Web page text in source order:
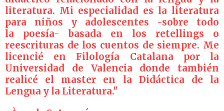
literatura. Mi especialidad es la literatura
para
niños y adolescentes -sobre
todo
la poesía- basada en los retellings o
reescrituras de los cuentos de siempre. Me
licencié en Filología Catalana por la
Universidad de Valencia donde también
realicé el master en la Didáctica de la
Lengua y la Literatura."